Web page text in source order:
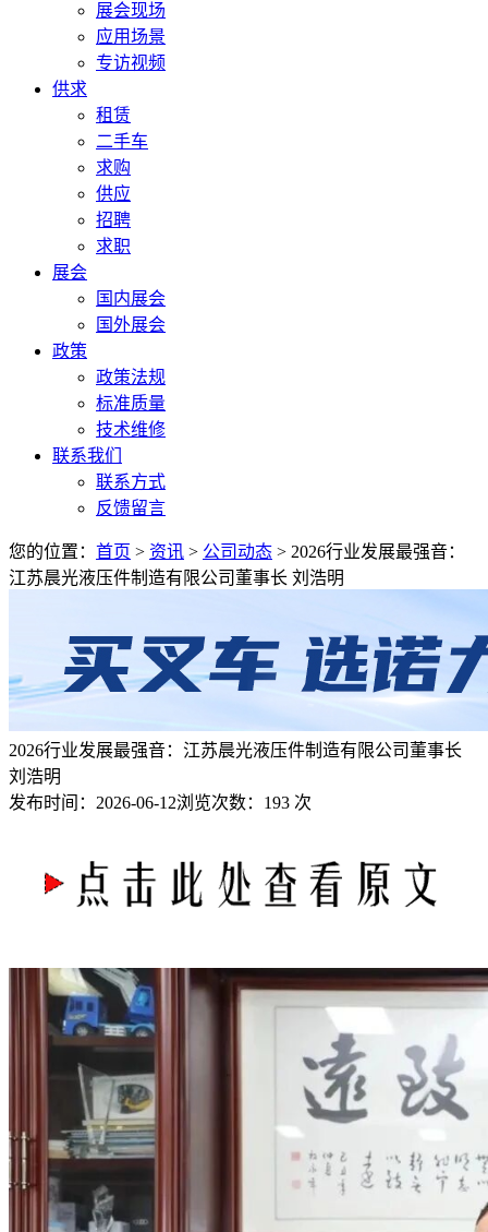
展会现场
应用场景
专访视频
供求
租赁
二手车
求购
供应
招聘
求职
展会
国内展会
国外展会
政策
政策法规
标准质量
技术维修
联系我们
联系方式
反馈留言
您的位置： 首页 > 资讯 > 公司动态 > 2026行业发展最强音：
江苏晨光液压件制造有限公司董事长 刘浩明
2026行业发展最强音：江苏晨光液压件制造有限公司董事长
刘浩明
发布时间： 2026-06-12浏览次数： 193 次